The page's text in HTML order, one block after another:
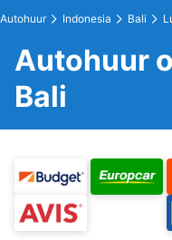
Autohuur Indonesia Bali
Autohuur
Bali